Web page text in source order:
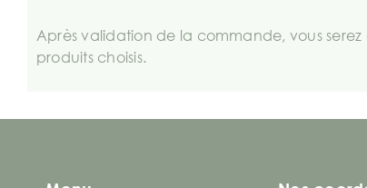
Après validation de la commande, vous
produits choisis.